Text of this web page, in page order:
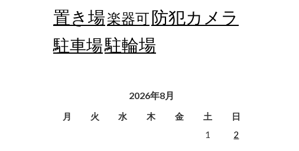
置き場楽器可防犯カメラ
駐車場駐輪場
2026年8月
月 火 水 木 金 土
日
1
2